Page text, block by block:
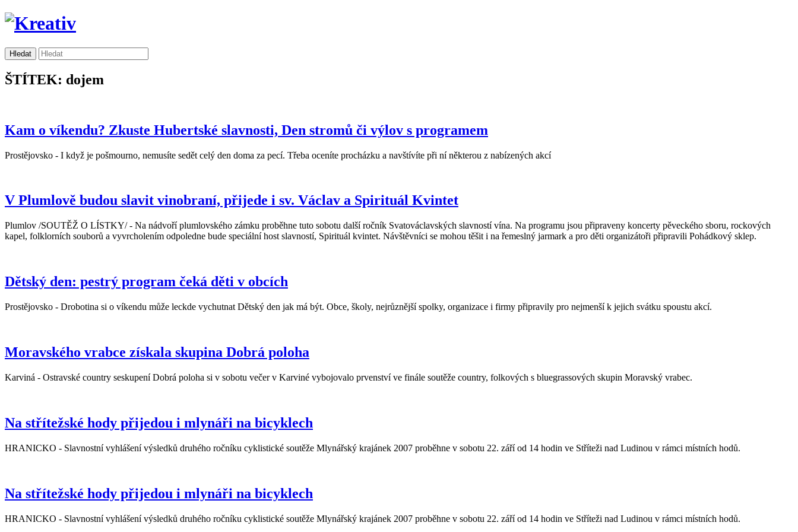
ŠTÍTEK: dojem
Kam o víkendu? Zkuste Hubertské slavnosti, Den stromů či výlov s programem
Prostějovsko - I když je pošmourno, nemusíte sedět celý den doma za pecí. Třeba oceníte procházku a navštívíte při ní některou z nabízených akcí
V Plumlově budou slavit vinobraní, přijede i sv. Václav a Spirituál Kvintet
Plumlov /SOUTĚŽ O LÍSTKY/ - Na nádvoří plumlovského zámku proběhne tuto sobotu další ročník Svatováclavských slavností vína. Na programu jsou připraveny koncerty pěveckého sboru, rockových
kapel, folklorních souborů a vyvrcholením odpoledne bude speciální host slavností, Spirituál kvintet. Návštěvníci se mohou těšit i na řemeslný jarmark a pro děti organizátoři připravili Pohádkový sklep.
Dětský den: pestrý program čeká děti v obcích
Prostějovsko - Drobotina si o víkendu může leckde vychutnat Dětský den jak má být. Obce, školy, nejrůznější spolky, organizace i firmy připravily pro nejmenší k jejich svátku spoustu akcí.
Moravského vrabce získala skupina Dobrá poloha
Karviná - Ostravské country seskupení Dobrá poloha si v sobotu večer v Karviné vybojovalo prvenství ve finále soutěže country, folkových s bluegrassových skupin Moravský vrabec.
Na střítežské hody přijedou i mlynáři na bicyklech
HRANICKO - Slavnostní vyhlášení výsledků druhého ročníku cyklistické soutěže Mlynářský krajánek 2007 proběhne v sobotu 22. září od 14 hodin ve Stříteži nad Ludinou v rámci místních hodů.
Na střítežské hody přijedou i mlynáři na bicyklech
HRANICKO - Slavnostní vyhlášení výsledků druhého ročníku cyklistické soutěže Mlynářský krajánek 2007 proběhne v sobotu 22. září od 14 hodin ve Stříteži nad Ludinou v rámci místních hodů.